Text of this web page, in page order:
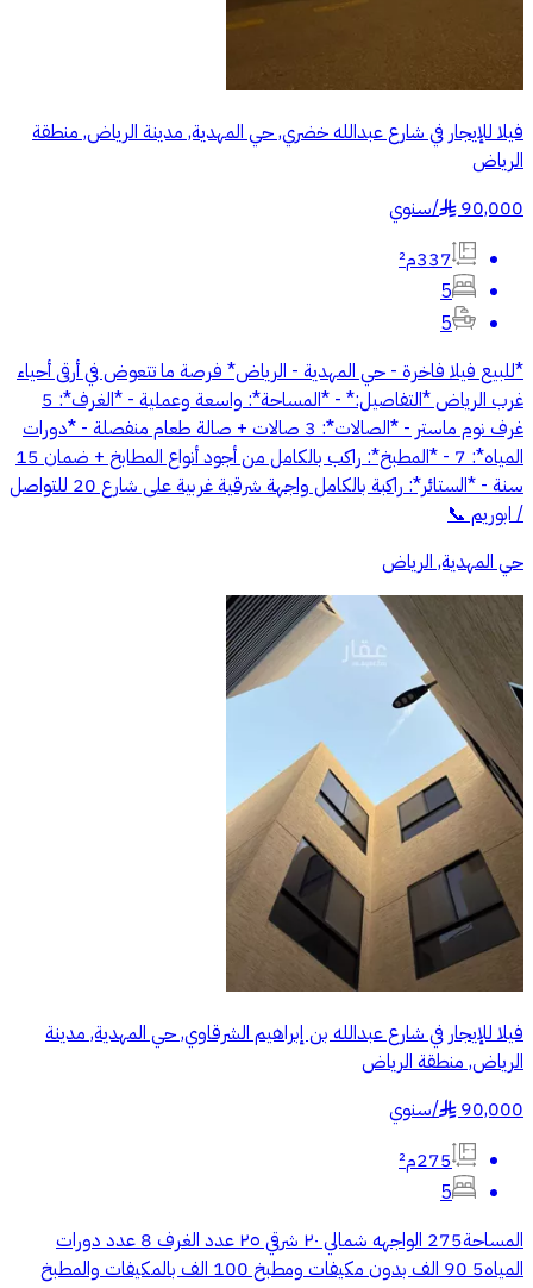
فيلا للإيجار في شارع عبدالله خضري, حي المهدية, مدينة الرياض, منطقة
الرياض
90,000
§
/سنوي
337م²
5
5
*للبيع فيلا فاخرة - حي المهدية - الرياض* فرصة ما تتعوض في أرقى أحياء
غرب الرياض *التفاصيل:* - *المساحة*: واسعة وعملية - *الغرف*: 5
غرف نوم ماستر - *الصالات*: 3 صالات + صالة طعام منفصلة - *دورات
المياه*: 7 - *المطبخ*: راكب بالكامل من أجود أنواع المطابخ + ضمان 15
سنة - *الستائر*: راكبة بالكامل واجهة شرقية غربية على شارع 20 للتواصل
/ ابوريم 📞
حي المهدية, الرياض
فيلا للإيجار في شارع عبدالله بن إبراهيم الشرقاوي, حي المهدية, مدينة
الرياض, منطقة الرياض
90,000
§
/سنوي
275م²
5
المساحة275 الواجهه شمالي ٢٠ شرقي ٢٥ عدد الغرف 8 عدد دورات
المياه5 90 الف بدون مكيفات ومطبخ 100 الف بالمكيفات والمطبخ